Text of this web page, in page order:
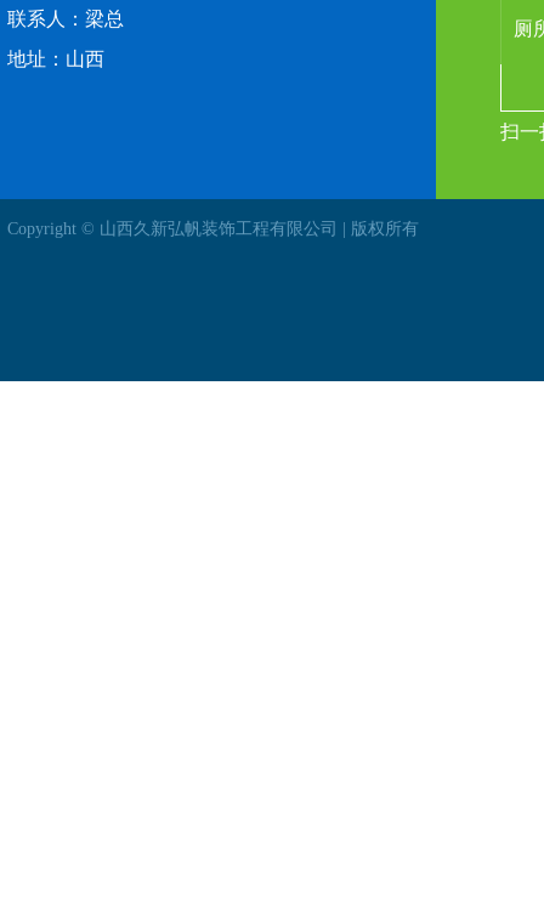
联系人：梁总
地址：山西
扫一
Copyright © 山西久新弘帆装饰工程有限公司 | 版权所有